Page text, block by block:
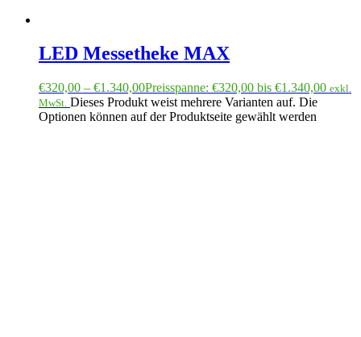
LED Messetheke MAX
€320,00 – €1.340,00Preisspanne: €320,00 bis €1.340,00 exkl.
MwSt. Dieses Produkt weist mehrere Varianten auf. Die
Optionen können auf der Produktseite gewählt werden